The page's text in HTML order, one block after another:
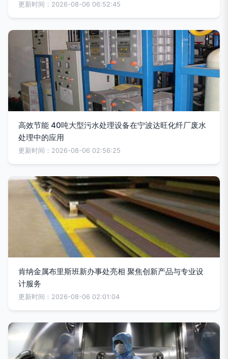
更新时间：2026-08-06 06:52:45
高效节能 40吨大型污水处理设备在宁波达旺化纤厂废水
处理中的应用
更新时间：2026-08-06 02:56:25
肯纳金属布里斯班新办事处亮相 聚焦创新产品与专业设
计服务
更新时间：2026-08-06 02:01:04